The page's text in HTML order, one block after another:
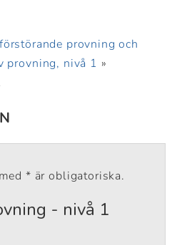
provning och
provning, nivå 1 »
* är obligatoriska.
- nivå 1